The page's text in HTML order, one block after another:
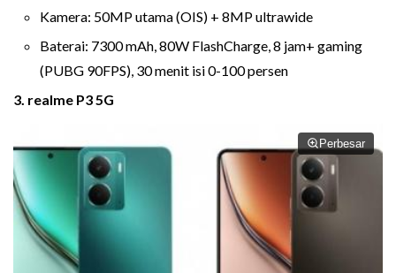
Kamera: 50MP utama (OIS) + 8MP ultrawide
Baterai: 7300 mAh, 80W FlashCharge, 8 jam+ gaming
(PUBG 90FPS), 30 menit isi 0-100 persen
3. realme P3 5G
Perbesar